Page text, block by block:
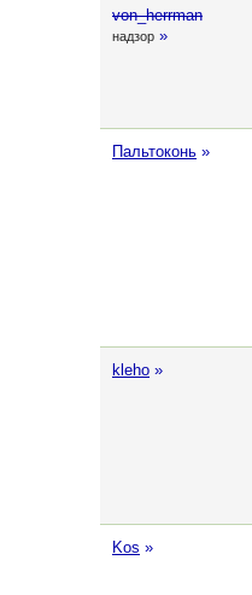
von_herrman
надзор »
Пальтоконь »
kleho »
Kos »